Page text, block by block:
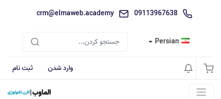
09113967638
crm@elmaweb.academy
Persian
وارد شدن ثبت نام